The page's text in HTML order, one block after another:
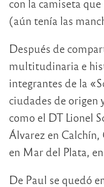
con la camiseta
(aún tenía las
Después de
multitudinaria e
integrantes de la
ciudades de origen
como el DT Lionel
Álvarez en
en Mar del Plata,
De Paul se quedó